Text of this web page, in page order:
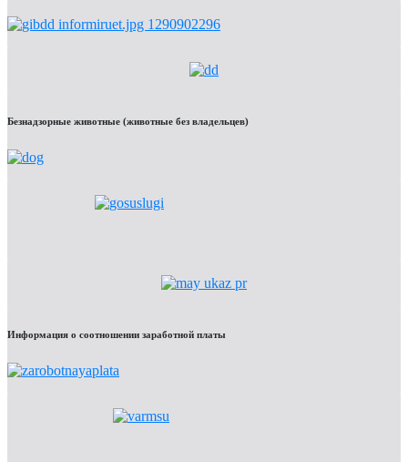
Безнадзорные животные (животные без владельцев)
Информация о соотношении заработной платы